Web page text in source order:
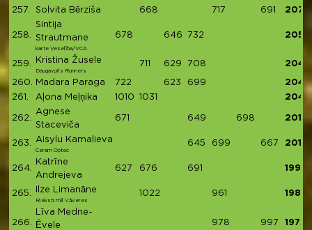
257.
Solvita Bērziša 668 717 691 2076
258.
Sintija
Strautmane
karte Veselība/VCA
678 646 732 2056
259. Kristina Žusele
Daugavpils Runners
711 629 708 2048
260. Madara Paraga 722 623 699
2044
261.
Aļona Meļņika 1010 1031 2041
262.
Agnese
Staceviča
671 649 698 2018
263. Aisylu Kamalieva
Ceram Optec
645 699 667 2011
264.
Katrīne
Andrejeva
627 676 691 1994
265. Ilze Limanāne
Rieksti mīl Vāveres
1022 961 1983
266.
Līva Medne-
Ēvele
978 997 1975